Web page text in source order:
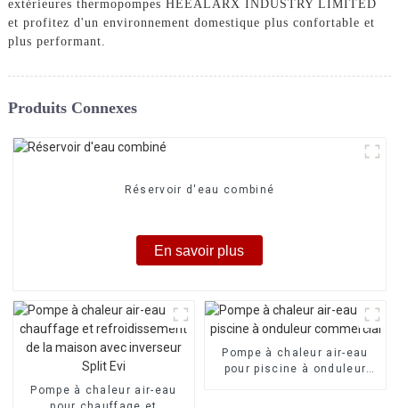
extérieures thermopompes HEEALARX INDUSTRY LIMITED
et profitez d'un environnement domestique plus confortable et
plus performant.
Produits Connexes
Réservoir d'eau combiné
En savoir plus
Pompe à chaleur air-eau
Pompe à chaleur air-eau
pour piscine à onduleur